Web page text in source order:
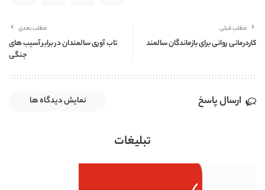
مطلب قبلی
کاردرمانی روانی برای بازماندگان سالمند
مطلب بعدی
تاب آوری سالمندان در برابر آسیب های
جنگی
ارسال پاسخ نمایش دیدگاه ها
تبلیغات